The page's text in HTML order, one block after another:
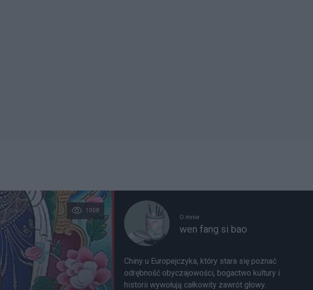
1008
O mnie
wen fang si bao
Chiny u Europejczyka, który stara się poznać
odrębność obyczajowości, bogactwo kultury i
historii wywołują całkowity zawrót głowy.